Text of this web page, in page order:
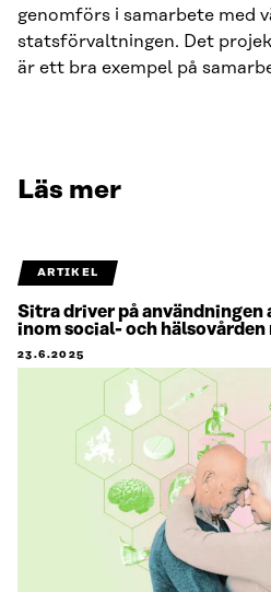
genomförs i samarbete med
statsförvaltningen. Det
är ett bra exempel på
Läs mer
ARTIKEL
Sitra driver på
inom social- och
23.6.2025